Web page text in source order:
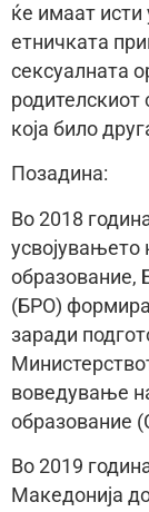
ќе имаат исти
етничката
сексуалната
родителскиот
која било
Позадина:
Во 2018
усвојувањето
образование,
(БРО)
заради
воведување
образование
Во 2019
Македонија